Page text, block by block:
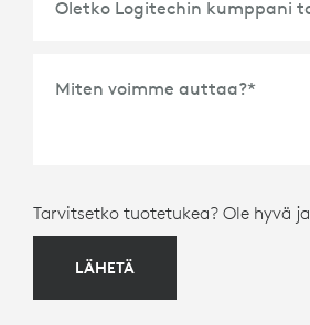
Miten voimme auttaa?*
Tarvitsetko tuotetukea? Ole hyvä ja
LÄHETÄ